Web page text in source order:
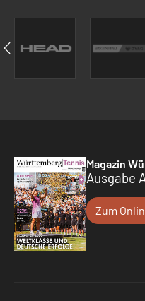
Magazin
Ausgabe
Zum